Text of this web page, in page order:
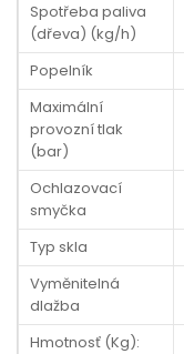
Spotřeba paliva
(dřeva) (kg/h)
Popelník
Maximální
provozní tlak
(bar)
Ochlazovací
smyčka
Typ skla
Vyměnitelná
dlažba
Hmotnosť (Kg):